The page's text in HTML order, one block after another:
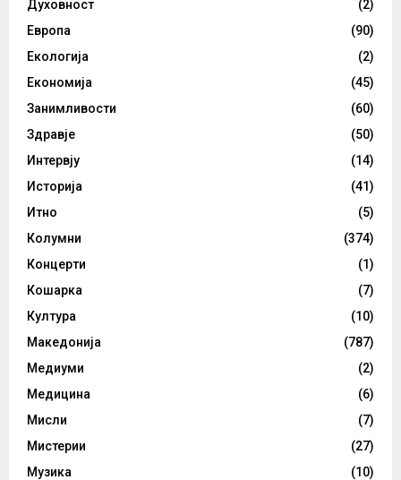
Духовност
(2)
Европа
(90)
Екологија
(2)
Економија
(45)
Занимливости
(60)
Здравје
(50)
Интервју
(14)
Историја
(41)
Итно
(5)
Колумни
(374)
Концерти
(1)
Кошарка
(7)
Култура
(10)
Македонија
(787)
Медиуми
(2)
Медицина
(6)
Мисли
(7)
Мистерии
(27)
Музика
(10)